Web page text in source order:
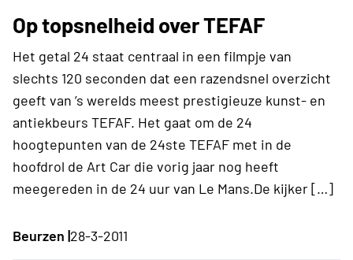
Op topsnelheid over TEFAF
Het getal 24 staat centraal in een filmpje van
slechts 120 seconden dat een razendsnel overzicht
geeft van ’s werelds meest prestigieuze kunst- en
antiekbeurs TEFAF. Het gaat om de 24
hoogtepunten van de 24ste TEFAF met in de
hoofdrol de Art Car die vorig jaar nog heeft
meegereden in de 24 uur van Le Mans.De kijker […]
Beurzen |28-3-2011